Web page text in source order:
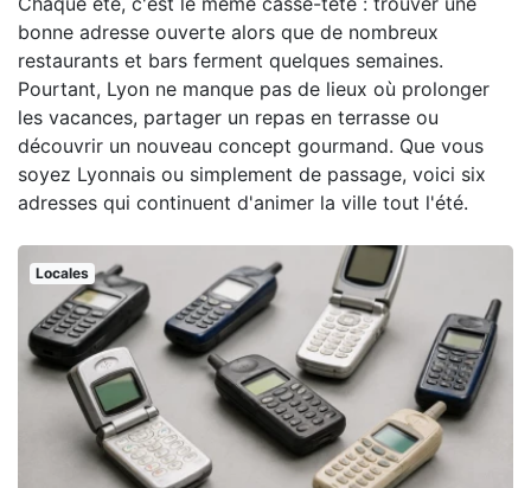
bonne adresse ouverte alors que de nombreux
restaurants et bars ferment quelques semaines.
Pourtant, Lyon ne manque pas de lieux où prolonger
les vacances, partager un repas en terrasse ou
découvrir un nouveau concept gourmand. Que vous
soyez Lyonnais ou simplement de passage, voici six
adresses qui continuent d'animer la ville tout l'été.
Locales